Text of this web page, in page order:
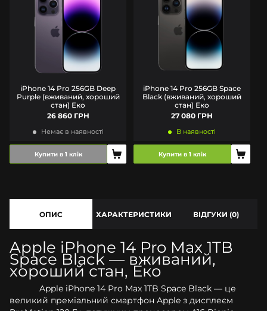
iPhone 14 Pro 256GB Deep
Purple (вживаний, хороший
стан) Еко
26 860 ГРН
Немає в наявності
Купити в 1 клік
iPhone 14 Pro 256GB Space
Black (вживаний, хороший
стан) Еко
27 080 ГРН
В наявності
Купити в 1 клік
ОПИС ХАРАКТЕРИСТИКИ ВІДГУКИ (0)
Apple iPhone 14 Pro Max 1TB
Space Black — вживаний,
хороший стан, Еко
Apple iPhone 14 Pro Max 1TB Space Black — це
великий преміальний смартфон Apple з дисплеєм